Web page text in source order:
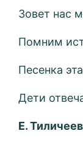
Зовет нас
Помним
Песенка
Дети
Е.